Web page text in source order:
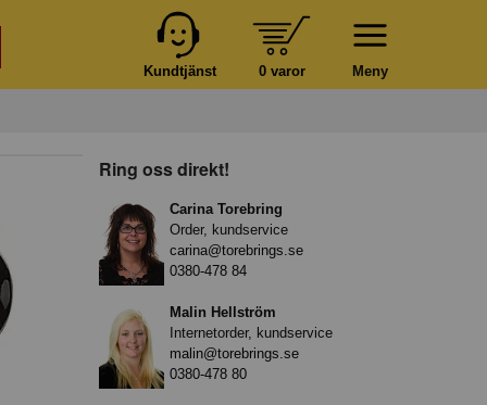
Meny
0 varor
Kundtjänst
Ring oss direkt!
Carina Torebring
Order, kundservice
carina@torebrings.se
0380-478 84
Malin Hellström
Internetorder, kundservice
malin@torebrings.se
0380-478 80